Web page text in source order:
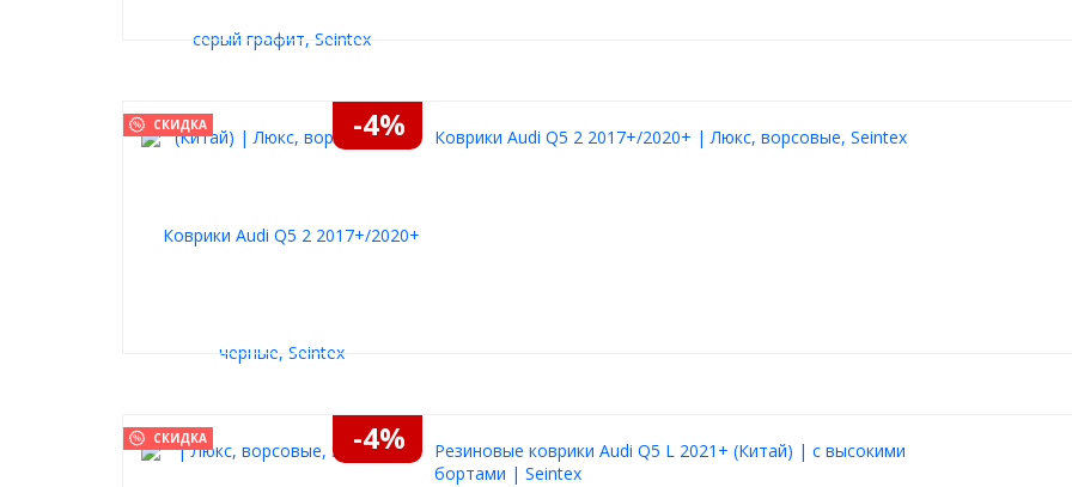
СКИДКА -4% Коврики Audi Q5 2 2017+/2020+ | Люкс, ворсовые, Seintex
СКИДКА -4%
Резиновые коврики Audi Q5 L 2021+ (Китай) | с высокими
бортами | Seintex